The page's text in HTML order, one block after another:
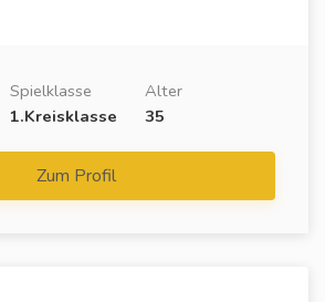
Spielklasse
1.Kreisklasse
Alter
35
Zum Profil